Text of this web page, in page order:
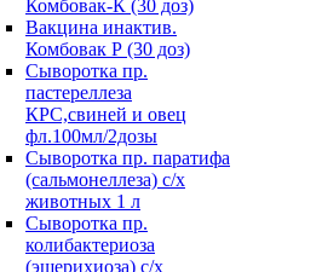
Комбовак-К (30 доз)
Вакцина инактив.
Комбовак Р (30 доз)
Сыворотка пр.
пастереллеза
КРС,свиней и овец
фл.100мл/2дозы
Сыворотка пр. паратифа
(сальмонеллеза) с/х
животных 1 л
Сыворотка пр.
колибактериоза
(эшерихиоза) с/х